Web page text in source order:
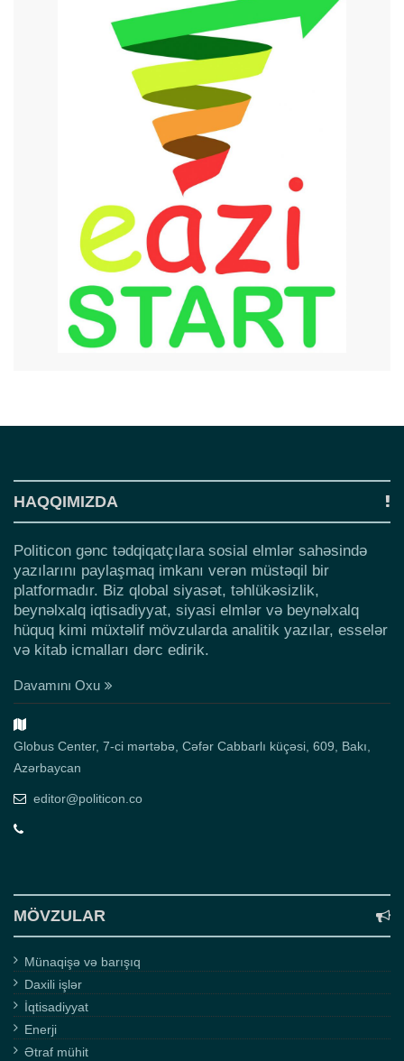
HAQQIMIZDA
Politicon gənc tədqiqatçılara sosial elmlər sahəsində
yazılarını paylaşmaq imkanı verən müstəqil bir
platformadır. Biz qlobal siyasət, təhlükəsizlik,
beynəlxalq iqtisadiyyat, siyasi elmlər və beynəlxalq
hüquq kimi müxtəlif mövzularda analitik yazılar, esselər
və kitab icmalları dərc edirik.
Davamını Oxu
Globus Center, 7-ci mərtəbə, Cəfər Cabbarlı küçəsi, 609, Bakı,
Azərbaycan
editor@politicon.co
MÖVZULAR
Münaqişə və barışıq
Daxili işlər
İqtisadiyyat
Enerji
Ətraf mühit